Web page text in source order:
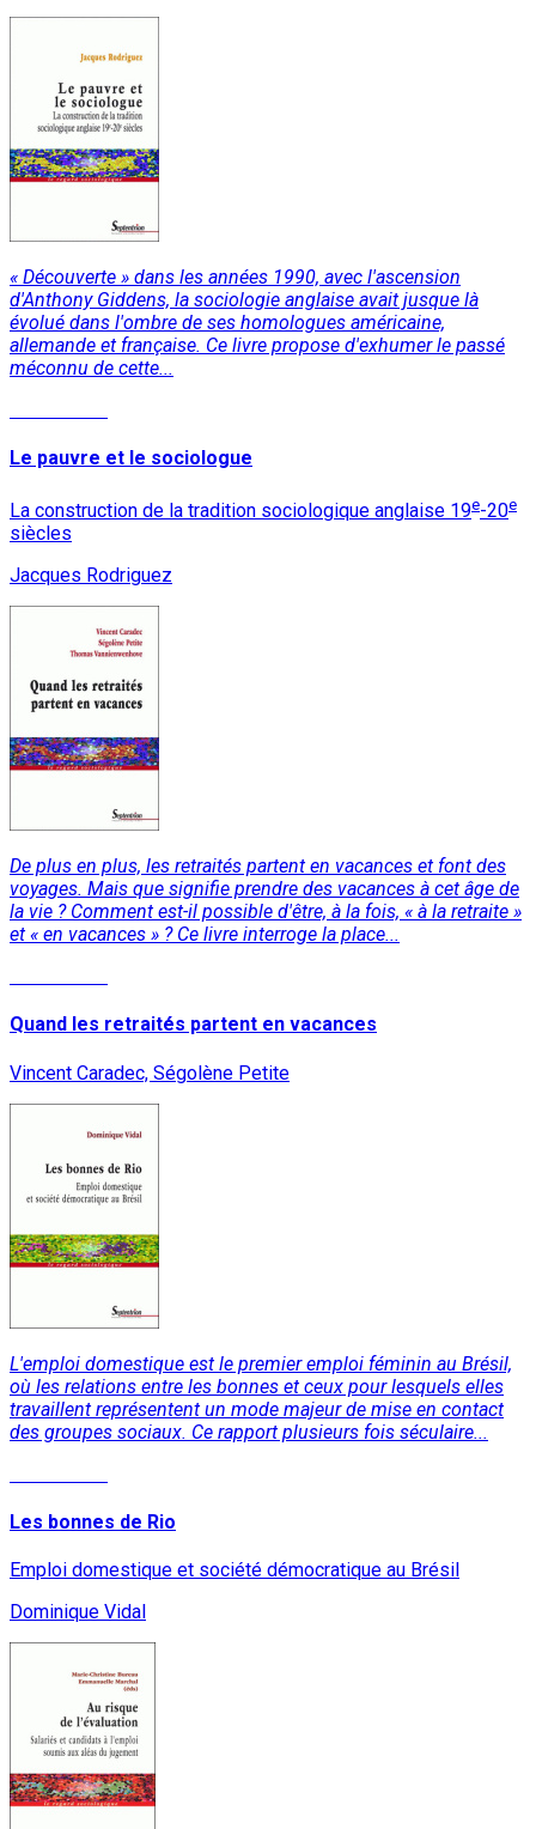
« Découverte » dans les années 1990, avec l'ascension
d'Anthony Giddens, la sociologie anglaise avait jusque là
évolué dans l'ombre de ses homologues américaine,
allemande et française. Ce livre propose d'exhumer le passé
méconnu de cette...
Le pauvre et le sociologue
La construction de la tradition sociologique anglaise 19e-20e
siècles
Jacques Rodriguez
De plus en plus, les retraités partent en vacances et font des
voyages. Mais que signifie prendre des vacances à cet âge de
la vie ? Comment est-il possible d'être, à la fois, « à la retraite »
et « en vacances » ? Ce livre interroge la place...
Quand les retraités partent en vacances
Vincent Caradec, Ségolène Petite
L'emploi domestique est le premier emploi féminin au Brésil,
où les relations entre les bonnes et ceux pour lesquels elles
travaillent représentent un mode majeur de mise en contact
des groupes sociaux. Ce rapport plusieurs fois séculaire...
Les bonnes de Rio
Emploi domestique et société démocratique au Brésil
Dominique Vidal